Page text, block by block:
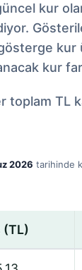
kur
kur
kur
TL
2026 tarihinde
(TL)